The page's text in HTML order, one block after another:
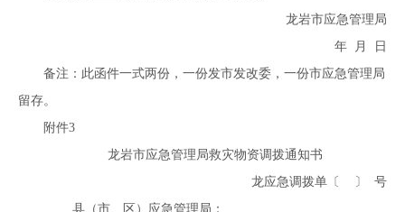
龙岩市应急管理局
年 月 日
备注：此函件一式两份，一份发市发改委，一份市应急管理局
留存。
附件3
龙岩市应急管理局救灾物资调拨通知书
龙应急调拨单〔 〕 号
县（市、区）应急管理局：